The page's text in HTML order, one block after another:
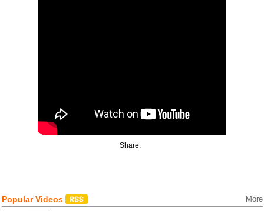
Share:
Popular Videos More